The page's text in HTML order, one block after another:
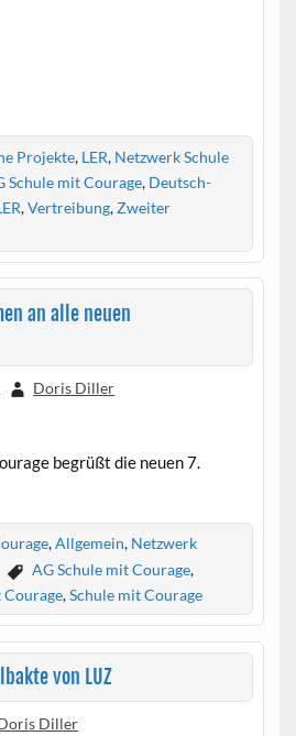
Projekte, LER, Netzwerk Schule
Schule mit Courage, Deutsch-
,Vertreibung,Zweiter
an alle neuen
Doris Diller
begrüßt die neuen 7.
,Allgemein, Netzwerk
AG Schule mit Courage,
,Schule mit Courage
von LUZ
Diller